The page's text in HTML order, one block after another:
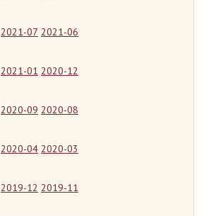
2021-07 2021-06
2021-01 2020-12
2020-09 2020-08
2020-04 2020-03
2019-12 2019-11